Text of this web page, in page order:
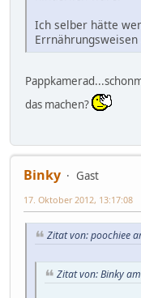
Ich selber hätte
das machen?
Binky
Gast
17. Oktober 2012, 13:17:08
Zitat von: poochiee
Zitat von: Binky